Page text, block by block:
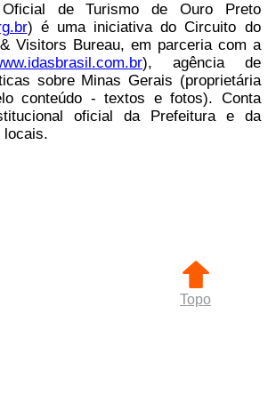
de Turismo de Ouro Preto
) é uma iniciativa do Circuito do
Visitors Bureau, em parceria com a
), agência de
sobre Minas Gerais (proprietária
conteúdo - textos e fotos). Conta
oficial da Prefeitura e da
locais.
Topo